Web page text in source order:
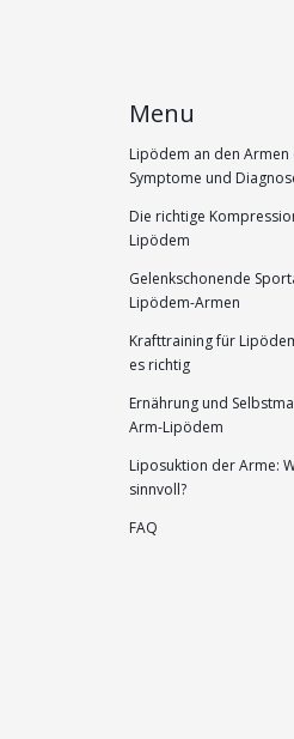
Menu
Lipödem an den Armen
Symptome und
Die richtige
Lipödem
Gelenkschonende
Lipödem-Armen
Krafttraining für
es richtig
Ernährung und
Arm-Lipödem
Liposuktion der Arme:
sinnvoll?
FAQ